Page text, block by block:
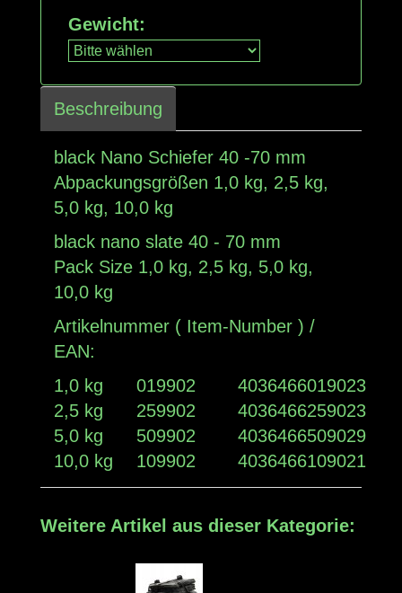
Gewicht:
Beschreibung
black Nano Schiefer 40 -70 mm
Abpackungsgrößen 1,0 kg, 2,5 kg,
5,0 kg, 10,0 kg
black nano slate 40 - 70 mm
Pack Size 1,0 kg, 2,5 kg, 5,0 kg,
10,0 kg
Artikelnummer ( Item-Number ) /
EAN:
1,0 kg
019902
4036466019023
2,5 kg
259902
4036466259023
5,0 kg
509902
4036466509029
10,0 kg
109902 4036466109021
Weitere Artikel aus dieser Kategorie: